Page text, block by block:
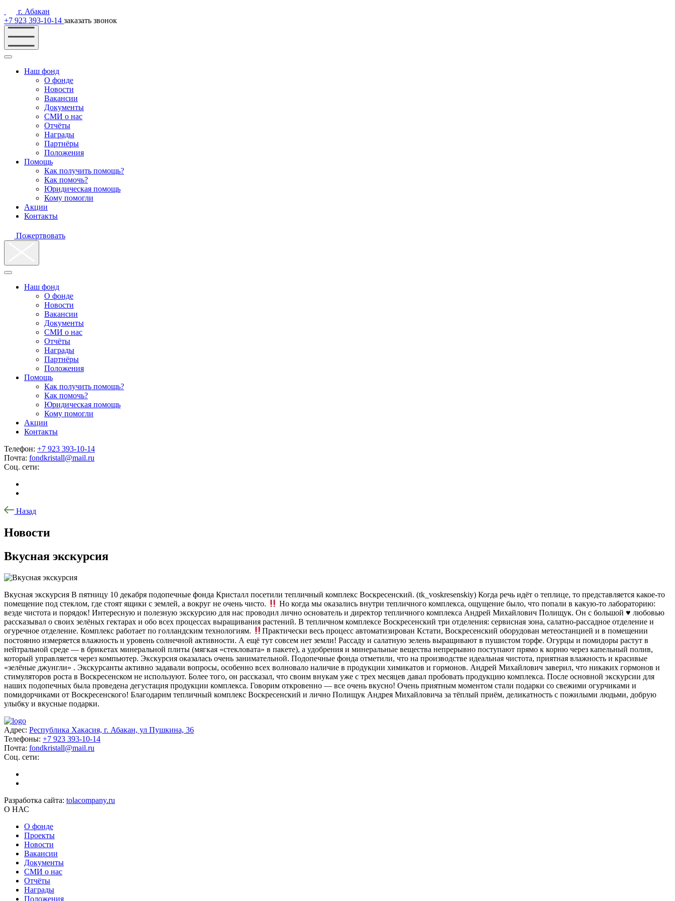
г. Абакан
+7 923 393-10-14 заказать звонок
Наш фонд
О фонде
Новости
Вакансии
Документы
СМИ о нас
Отчёты
Награды
Партнёры
Положения
Помощь
Как получить помощь?
Как помочь?
Юридическая помощь
Кому помогли
Акции
Контакты
Пожертвовать
Наш фонд
О фонде
Новости
Вакансии
Документы
СМИ о нас
Отчёты
Награды
Партнёры
Положения
Помощь
Как получить помощь?
Как помочь?
Юридическая помощь
Кому помогли
Акции
Контакты
Телефон: +7 923 393-10-14
Почта: fondkristall@mail.ru
Соц. сети:
Назад
Новости
Вкусная экскурсия
Вкусная экскурсия В пятницу 10 декабря подопечные фонда Кристалл посетили тепличный комплекс Воскресенский. (tk_voskresenskiy) Когда речь идёт о теплице, то представляется какое-то
помещение под стеклом, где стоят ящики с землей, а вокруг не очень чисто.
Но когда мы оказались внутри тепличного комплекса, ощущение было, что попали в какую-то лабораторию:
везде чистота и порядок! Интересную и полезную экскурсию для нас проводил лично основатель и директор тепличного комплекса Андрей Михайлович Полищук. Он с большой ♥️ любовью
рассказывал о своих зелёных гектарах и обо всех процессах выращивания растений. В тепличном комплексе Воскресенский три отделения: сервисная зона, салатно-рассадное отделение и
огуречное отделение. Комплекс работает по голландским технологиям.
Практически весь процесс автоматизирован Кстати, Воскресенский оборудован метеостанцией и в помещении
постоянно измеряется влажность и уровень солнечной активности. А ещё тут совсем нет земли! Рассаду и салатную зелень выращивают в пушистом торфе. Огурцы и помидоры растут в
нейтральной среде — в брикетах минеральной плиты (мягкая «стекловата» в пакете), а удобрения и минеральные вещества непрерывно поступают прямо к корню через капельный полив,
который управляется через компьютер. Экскурсия оказалась очень занимательной. Подопечные фонда отметили, что на производстве идеальная чистота, приятная влажность и красивые
«зелёные джунгли» . Экскурсанты активно задавали вопросы, особенно всех волновало наличие в продукции химикатов и гормонов. Андрей Михайлович заверил, что никаких гормонов и
стимуляторов роста в Воскресенском не используют. Более того, он рассказал, что своим внукам уже с трех месяцев давал пробовать продукцию комплекса. После основной экскурсии для
наших подопечных была проведена дегустация продукции комплекса. Говорим откровенно — все очень вкусно! Очень приятным моментом стали подарки со свежими огурчиками и
помидорчиками от Воскресенского! Благодарим тепличный комплекс Воскресенский и лично Полищук Андрея Михайловича за тёплый приём, деликатность с пожилыми людьми, добрую
улыбку и вкусные подарки.
Адрес: Республика Хакасия, г. Абакан, ул Пушкина, 36
Телефоны: +7 923 393-10-14
Почта: fondkristall@mail.ru
Соц. сети:
Разработка сайта: tolacompany.ru
О НАС
О фонде
Проекты
Новости
Вакансии
Документы
СМИ о нас
Отчёты
Награды
Положения